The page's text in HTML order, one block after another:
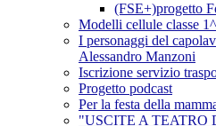
(FSE+)progetto
Modelli cellule classe
I personaggi del
Alessandro Manzoni
Iscrizione servizio
Progetto podcast
Per la festa della
"USCITE A TEATRO